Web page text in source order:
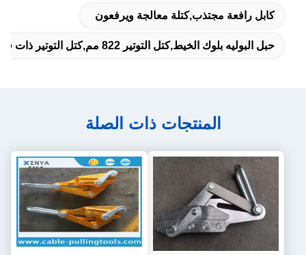
كابل رافعة مجتذب,كتلة معالجة ويرفعون
حبل البوليه بلوك الخيط,كتل التوتير 822 مم,كتل التوتير ذات قطر كبير
المنتجات ذات الصلة